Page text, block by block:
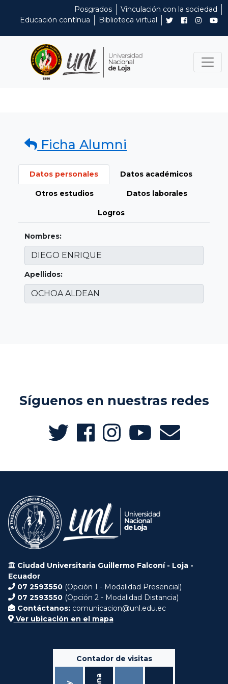
Posgrados
Vinculación con la sociedad
Educación contínua
Biblioteca virtual
Ficha Alumni
Datos personales Datos académicos
Otros estudios Datos laborales
Logros
Nombres:
Apellidos:
Síguenos en nuestras redes
Ciudad Universitaria Guillermo Falconí - Loja -
Ecuador
07 2593550 (Opción 1 - Modalidad Presencial)
07 2593550 (Opción 2 - Modalidad Distancia)
Contáctanos: comunicacion@unl.edu.ec
Ver ubicación en el mapa
Contador de visitas